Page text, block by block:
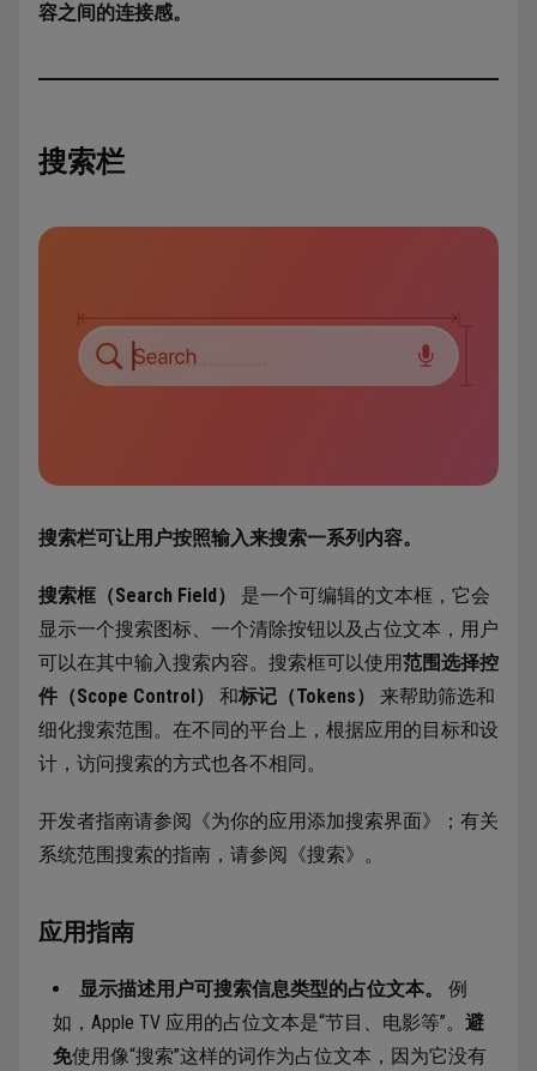
容之间的连接感。
搜索栏
搜索栏可让用户按照输入来搜索一系列内容。
搜索框（Search Field）
是一个可编辑的文本框，它会
显示一个搜索图标、一个清除按钮以及占位文本，用户
可以在其中输入搜索内容。搜索框可以使用范围选择控
件（Scope Control）
和标记（Tokens）
来帮助筛选和
细化搜索范围。在不同的平台上，根据应用的目标和设
计，访问搜索的方式也各不相同。
开发者指南请参阅《为你的应用添加搜索界面》；有关
系统范围搜索的指南，请参阅《搜索》。
应用指南
显示描述用户可搜索信息类型的占位文本。
例
如，Apple TV 应用的占位文本是“节目、电影等”。 避
免使用像“搜索”这样的词作为占位文本，因为它没有